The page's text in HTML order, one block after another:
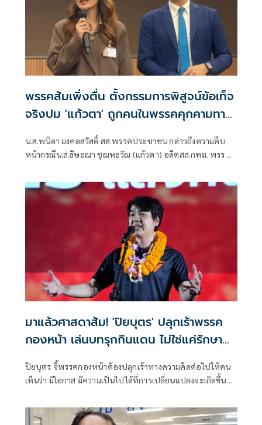
พรรคส้มเพิ่งตื่น ตั้งกรรมการพิสูจน์ข้อเท็จ
จริงปม 'แก้วตา' ถูกคนในพรรคคุกคามทาง
น.ส.พนิดา มงคลสวัสดิ์ สส.พรรคประชาชน กล่าวถึงความคืบ
หน้ากรณีน.ส.ธิษะณา ชุณหะวัณ (แก้วตา) อดีตสส.กทม. พรรค
ไม่มีผู้ที่มีส่วนเกี่ยวข้องกับสภาชุดที่ผ่านมาขึ้นมา เพื่อเปิดพื้นที่
ให้ผู้เสียหายรู้สึกสบายใจที่สุด วางใจที่สุด และปลอดภัยที่สุด
มาแล้วศาสดาส้ม! 'ปิยบุตร' ปลุกเร้าพรรค
กองหน้า เล่นบทรุกกินแดน ไม่ใช่แค่รักษา
ฐานที่มั่น
ปิยบุตร จี้พรรคกองหน้าต้องปลุกเร้าทางความคิดต่อไปให้คน
เห็นว่า มีโอกาส มีความเป็นไปได้ที่การเปลี่ยนแปลงจะเกิดขึ้น